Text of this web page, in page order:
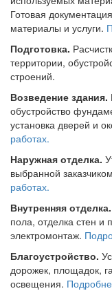
Готовая
материалы и услуги.
Подготовка.
территории,
строений.
Возведение здания.
обустройство
установка дверей и
работах.
Наружная отделка.
выбранной
работах.
Внутренняя отделка.
пола, отделка стен и
электромонтаж.
Благоустройство.
дорожек, площадок,
освещения.